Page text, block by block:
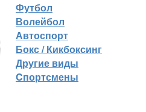
Футбол
Волейбол
Автоспорт
Бокс / Кикбоксинг
Другие виды
Cпортсмены